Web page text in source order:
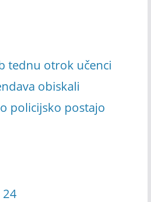
tednu otrok učenci
obiskali
policijsko postajo
24